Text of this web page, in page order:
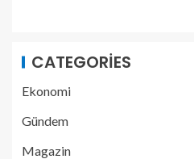
CATEGORIES
Ekonomi
Gündem
Magazin